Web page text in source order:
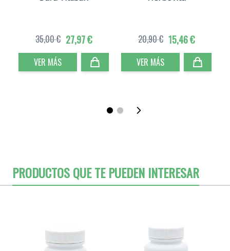
27,97 €
35,00 €
VER MÁS
15,46 €
20,90 €
VER MÁS
PRODUCTOS QUE TE PUEDEN INTERESAR